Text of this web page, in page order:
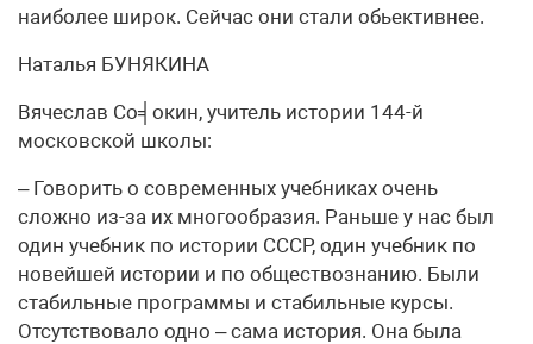
наиболее широк. Сейчас они стали обьективнее.
Наталья БУНЯКИНА
Вячеслав Со╡окин, учитель истории 144-й
московской школы:
– Говорить о современных учебниках очень
сложно из-за их многообразия. Раньше у нас был
один учебник по истории СССР, один учебник по
новейшей истории и по обществознанию. Были
стабильные программы и стабильные курсы.
Отсутствовало одно – сама история. Она была